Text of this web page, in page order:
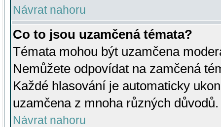
Návrat nahoru
Co to jsou uzamčená témata?
Témata mohou být uzamčena
Nemůžete odpovídat na zamčená
Každé hlasování je automaticky
uzamčena z mnoha různých důvodů.
Návrat nahoru